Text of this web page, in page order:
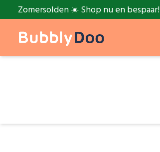
Zomersolden ☀️ Shop nu en bespaar!